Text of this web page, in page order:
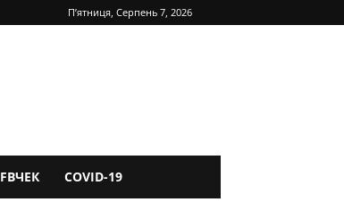
П’ятниця, Серпень 7, 2026
FBЧЕК COVID-19